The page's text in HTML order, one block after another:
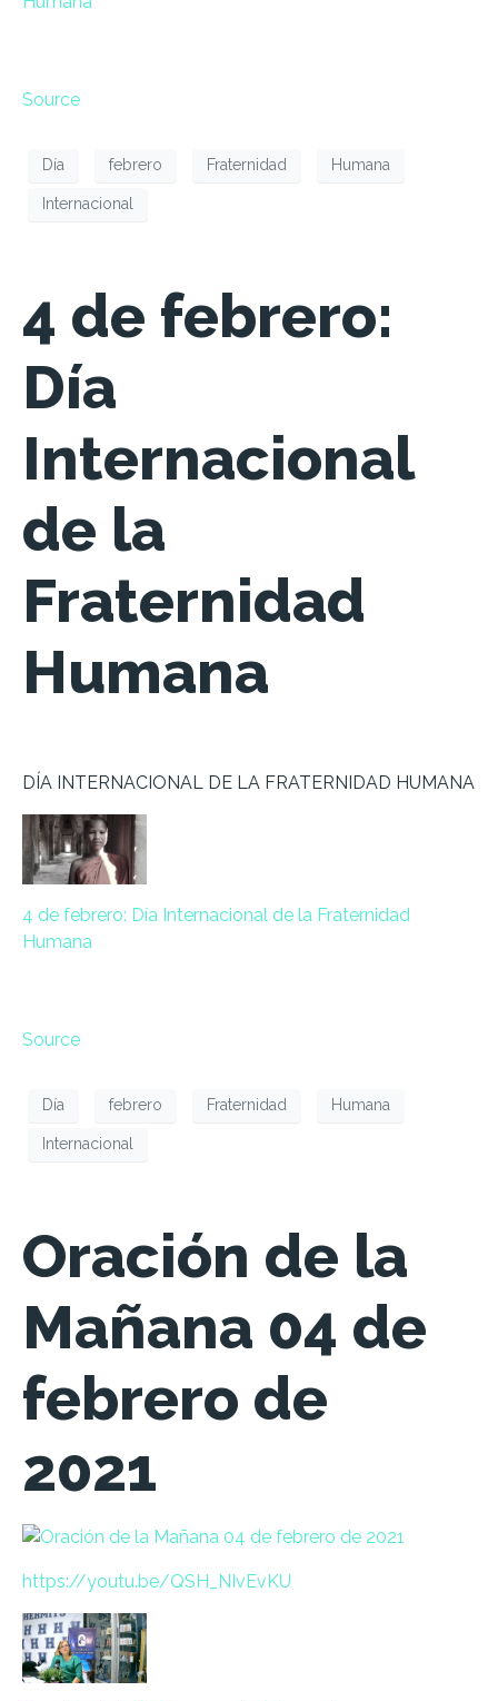
Source
Día febrero Fraternidad Humana
Internacional
4 de febrero:
Día
Internacional
de la
Fraternidad
Humana
DÍA INTERNACIONAL DE LA FRATERNIDAD HUMANA
4 de febrero: Día Internacional de la Fraternidad
Humana
Source
Día febrero Fraternidad Humana
Internacional
Oración de la
Mañana 04 de
febrero de
2021
https://youtu.be/QSH_NIvEvKU